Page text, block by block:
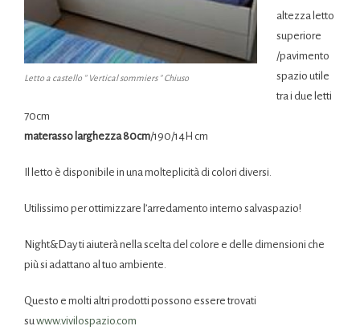
Letto a castello ” Vertical sommiers ” Chiuso
altezza letto
superiore
/pavimento
spazio utile
tra i due letti
70cm
materasso larghezza 80cm/190/14H cm
Il letto è disponibile in una molteplicità di colori diversi.
Utilissimo per ottimizzare l’arredamento interno salvaspazio!
Night&Day ti aiuterà nella scelta del colore e delle dimensioni che
più si adattano al tuo ambiente.
Questo e molti altri prodotti possono essere trovati
suwww.vivilospazio.com